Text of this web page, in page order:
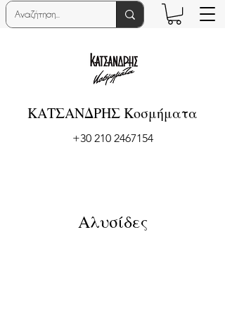
ΚΑΤΣΑΝΔΡΗΣ Κοσμήματα
+30 210 2467154
Αλυσίδες